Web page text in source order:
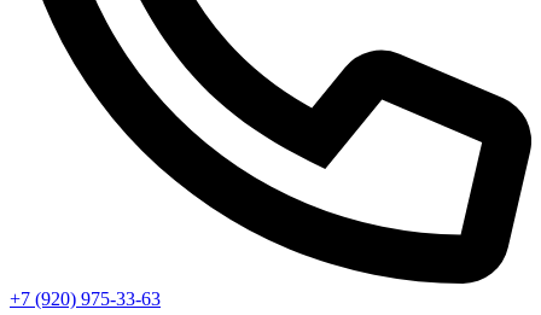
+7 (920) 975-33-63